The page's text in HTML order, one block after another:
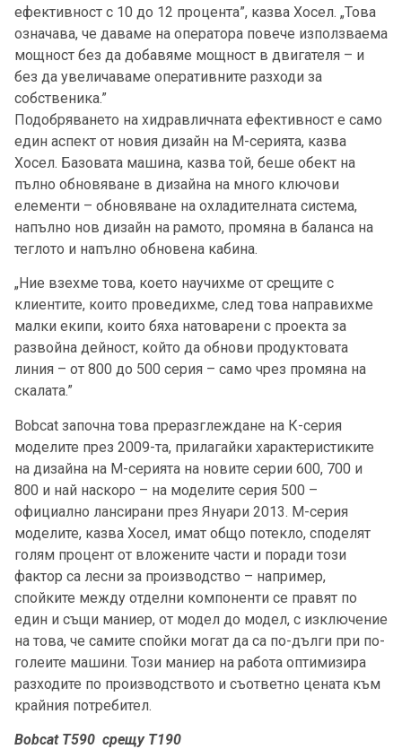
ефективност с 10 до 12 процента”, казва Хосел. „Това
означава, че даваме на оператора повече използваема
мощност без да добавяме мощност в двигателя – и
без да увеличаваме оперативните разходи за
собственика.”
Подобряването на хидравличната ефективност е само
един аспект от новия дизайн на М-серията, казва
Хосел. Базовата машина, казва той, беше обект на
пълно обновяване в дизайна на много ключови
елементи – обновяване на охладителната система,
напълно нов дизайн на рамото, промяна в баланса на
теглото и напълно обновена кабина.
„Ние взехме това, което научихме от срещите с
клиентите, които проведихме, след това направихме
малки екипи, които бяха натоварени с проекта за
развойна дейност, който да обнови продуктовата
линия – от 800 до 500 серия – само чрез промяна на
скалата.”
Bobcat започна това преразглеждане на К-серия
моделите през 2009-та, прилагайки характеристиките
на дизайна на М-серията на новите серии 600, 700 и
800 и най наскоро – на моделите серия 500 –
официално лансирани през Януари 2013. М-серия
моделите, казва Хосел, имат общо потекло, споделят
голям процент от вложените части и поради този
фактор са лесни за производство – например,
спойките между отделни компоненти се правят по
един и същи маниер, от модел до модел, с изключение
на това, че самите спойки могат да са по-дълги при по-
голеите машини. Този маниер на работа оптимизира
разходите по производството и съответно цената към
крайния потребител.
Bobcat T590 срещу T190